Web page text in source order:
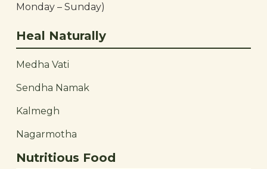
Monday – Sunday)
Heal Naturally
Medha Vati
Sendha Namak
Kalmegh
Nagarmotha
Nutritious Food